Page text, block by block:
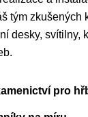
tým
desky,
pro